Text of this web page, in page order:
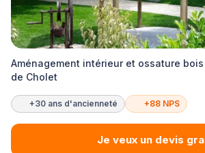
Aménagement intérieur et ossature
de Cholet
+30 ans d'ancienneté +88 NPS
Je veux un devis